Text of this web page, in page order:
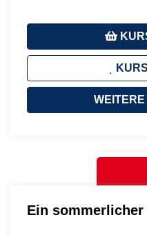
Ein sommerlicher